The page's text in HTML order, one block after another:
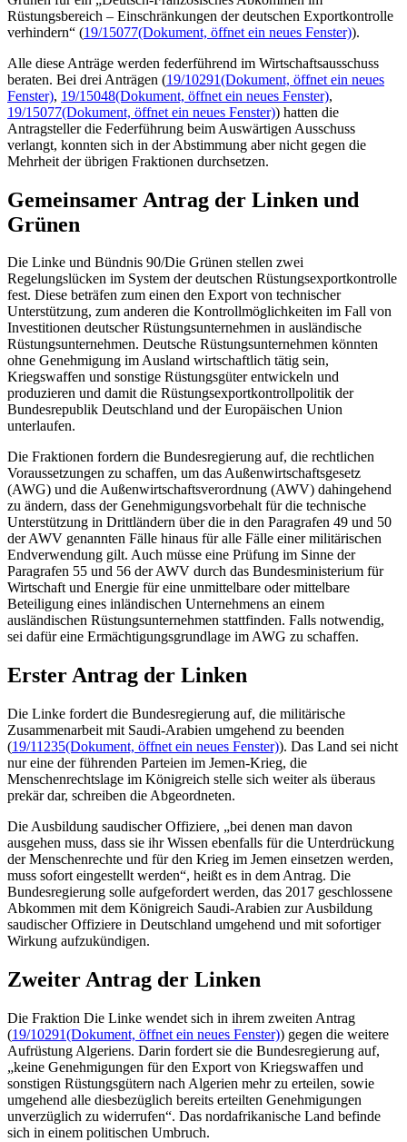
Rüstungsbereich – Einschränkungen der deutschen Exportkontrolle
verhindern“ (19/15077(Dokument, öffnet ein neues Fenster)).
Alle diese Anträge werden federführend im Wirtschaftsausschuss
beraten. Bei drei Anträgen (19/10291(Dokument, öffnet ein neues
Fenster), 19/15048(Dokument, öffnet ein neues Fenster),
19/15077(Dokument, öffnet ein neues Fenster)) hatten die
Antragsteller die Federführung beim Auswärtigen Ausschuss
verlangt, konnten sich in der Abstimmung aber nicht gegen die
Mehrheit der übrigen Fraktionen durchsetzen.
Gemeinsamer Antrag der Linken und
Grünen
Die Linke und Bündnis 90/Die Grünen stellen zwei
Regelungslücken im System der deutschen Rüstungsexportkontrolle
fest. Diese beträfen zum einen den Export von technischer
Unterstützung, zum anderen die Kontrollmöglichkeiten im Fall von
Investitionen deutscher Rüstungsunternehmen in ausländische
Rüstungsunternehmen. Deutsche Rüstungsunternehmen könnten
ohne Genehmigung im Ausland wirtschaftlich tätig sein,
Kriegswaffen und sonstige Rüstungsgüter entwickeln und
produzieren und damit die Rüstungsexportkontrollpolitik der
Bundesrepublik Deutschland und der Europäischen Union
unterlaufen.
Die Fraktionen fordern die Bundesregierung auf, die rechtlichen
Voraussetzungen zu schaffen, um das Außenwirtschaftsgesetz
(AWG) und die Außenwirtschaftsverordnung (AWV) dahingehend
zu ändern, dass der Genehmigungsvorbehalt für die technische
Unterstützung in Drittländern über die in den Paragrafen 49 und 50
der AWV genannten Fälle hinaus für alle Fälle einer militärischen
Endverwendung gilt. Auch müsse eine Prüfung im Sinne der
Paragrafen 55 und 56 der AWV durch das Bundesministerium für
Wirtschaft und Energie für eine unmittelbare oder mittelbare
Beteiligung eines inländischen Unternehmens an einem
ausländischen Rüstungsunternehmen stattfinden. Falls notwendig,
sei dafür eine Ermächtigungsgrundlage im AWG zu schaffen.
Erster Antrag der Linken
Die Linke fordert die Bundesregierung auf, die militärische
Zusammenarbeit mit Saudi-Arabien umgehend zu beenden
(19/11235(Dokument, öffnet ein neues Fenster)). Das Land sei nicht
nur eine der führenden Parteien im Jemen-Krieg, die
Menschenrechtslage im Königreich stelle sich weiter als überaus
prekär dar, schreiben die Abgeordneten.
Die Ausbildung saudischer Offiziere, „bei denen man davon
ausgehen muss, dass sie ihr Wissen ebenfalls für die Unterdrückung
der Menschenrechte und für den Krieg im Jemen einsetzen werden,
muss sofort eingestellt werden“, heißt es in dem Antrag. Die
Bundesregierung solle aufgefordert werden, das 2017 geschlossene
Abkommen mit dem Königreich Saudi-Arabien zur Ausbildung
saudischer Offiziere in Deutschland umgehend und mit sofortiger
Wirkung aufzukündigen.
Zweiter Antrag der Linken
Die Fraktion Die Linke wendet sich in ihrem zweiten Antrag
(19/10291(Dokument, öffnet ein neues Fenster)) gegen die weitere
Aufrüstung Algeriens. Darin fordert sie die Bundesregierung auf,
„keine Genehmigungen für den Export von Kriegswaffen und
sonstigen Rüstungsgütern nach Algerien mehr zu erteilen, sowie
umgehend alle diesbezüglich bereits erteilten Genehmigungen
unverzüglich zu widerrufen“. Das nordafrikanische Land befinde
sich in einem politischen Umbruch.